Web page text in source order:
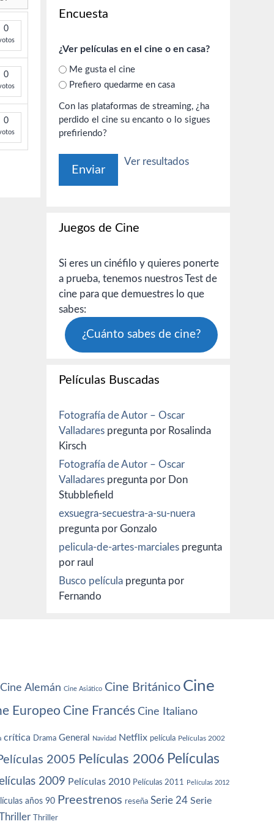
0
0
0
Encuesta
¿Ver películas en el cine o en casa?
Me gusta el cine
Prefiero quedarme en casa
Con las plataformas de streaming, ¿ha
perdido el cine su encanto o lo sigues
prefiriendo?
Ver resultados
Juegos de Cine
Si eres un cinéfilo y quieres ponerte
a prueba, tenemos nuestros Test de
cine para que demuestres lo que
sabes:
¿Cuánto sabes de cine?
Películas Buscadas
Fotografía de Autor – Oscar
Valladares pregunta por Rosalinda
Kirsch
Fotografía de Autor – Oscar
Valladares pregunta por Don
Stubblefield
exsuegra-secuestra-a-su-nuera
pregunta por Gonzalo
pelicula-de-artes-marciales pregunta
por raul
Busco película pregunta por
Fernando
Cine Alemán Cine Asiático Cine Británico Cine
Europeo Cine Francés Cine Italiano
crítica Drama General Navidad Netflix película Películas 2002
2005 Películas 2006 Películas
2009 Películas 2010 Películas 2011 Películas 2012
años 90 Preestrenos reseña Serie 24 Serie
Thriller